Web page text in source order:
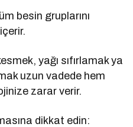
besin gruplarını
yağı sıfırlamak ya
uzun vadede hem
zarar verir.
dikkat edin: